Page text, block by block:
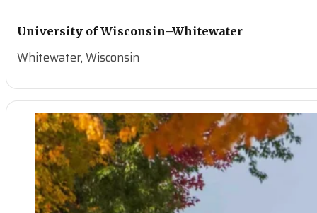
University of Wisconsin–Whitewater
Whitewater, Wisconsin